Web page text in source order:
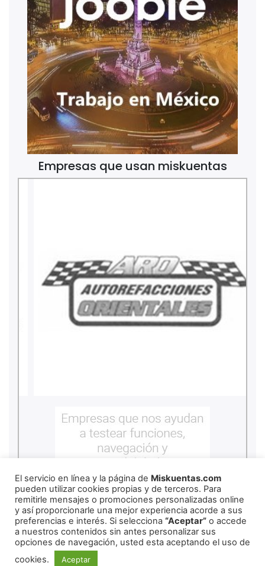
Empresas que usan miskuentas
El servicio en línea y la página de Miskuentas.com
pueden utilizar cookies propias y de terceros. Para
remitirle mensajes o promociones personalizadas online
y así proporcionarle una mejor experiencia acorde a sus
preferencias e interés. Si selecciona “Aceptar” o accede
a nuestros contenidos sin antes personalizar sus
opciones de navegación, usted esta aceptando el uso de
cookies.
Aceptar